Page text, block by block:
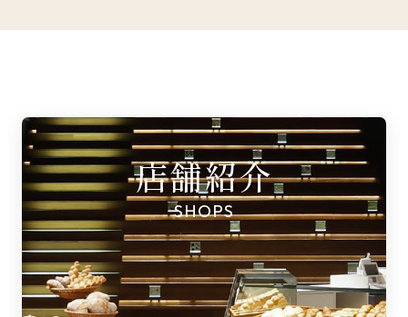
店舗紹介
SHOPS